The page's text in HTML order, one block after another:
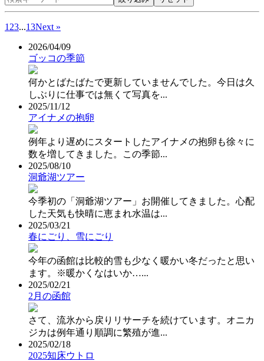
1 23...13Next »
2026/04/09
ゴッコの季節
何かとばたばたで更新していませんでした。今日は久
しぶりに仕事では無くて写真を...
2025/11/12
アイナメの抱卵
例年より遅めにスタートしたアイナメの抱卵も徐々に
数を増してきました。この季節...
2025/08/10
洞爺湖ツアー
今季初の「洞爺湖ツアー」お開催してきました。心配
した天気も快晴に恵まれ水温は...
2025/03/21
春にごり、雪にごり
今年の函館は比較的雪も少なく暖かい冬だったと思い
ます。※暖かくなはいか…...
2025/02/21
2月の函館
さて、流氷から戻りリサーチを続けています。オニカ
ジカは例年通り順調に繁殖が進...
2025/02/18
2025知床ウトロ